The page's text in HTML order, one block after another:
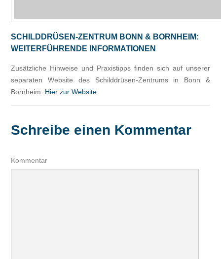
SCHILDDRÜSEN-ZENTRUM BONN & BORNHEIM:
WEITERFÜHRENDE INFORMATIONEN
Zusätzliche Hinweise und Praxistipps finden sich auf unserer
separaten Website des Schilddrüsen-Zentrums in Bonn &
Bornheim. Hier zur Website
Schreibe einen Kommentar
Kommentar